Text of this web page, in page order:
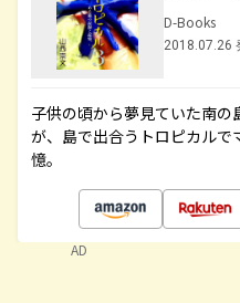
D-Books
2018.07.26
子供の頃から夢見ていた南
が、島で出合うトロピカル
憶。
AD